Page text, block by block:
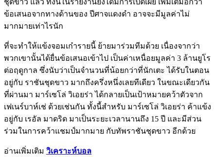
ข้อเสนอจากทางด้านของ ปีศาจแดงดำ อาจจะมีมูลค่าไม่
มากมายเท่าไรนัก
ที่จะทำให้แข้งจอมเก๋ารายนี้ ย้ายมาร่วมทีมด้วย เนื่องจากว่า
พวกเขานั้นได้ยื่นข้อเสนอเข้าไป เป็นค่าเหนื่อยมูลค่า 3 ล้านยูโร
ต่อฤดูกาล ซึ่งนับว่าเป็นจำนวนที่น้อยกว่าที่นักเตะ ได้รับในตอน
อยู่กับ ราชันชุดขาว มากถึงครึ่งหนึ่งเลยทีเดียว ในขณะเดียวกัน
ที่ผ่านมา มาร์เซโล่ วิเอยร่า ได้กลายเป็นเป้าหมายคว้าตัวจาก
เฟเนร์บาห์เช่ ด้วยเช่นกัน ทั้งนี้สำหรับ มาร์เซโล่ วิเอยร่า ค้าแข้ง
อยู่กับ เรอัล มาดริด มาเป็นระยะเวลานานถึง 15 ปี และมีส่วน
ร่วมในการคว้าแชมป์มากมาย กับทัพราชันชุดขาว อีกด้วย
อ่านเพิ่มเติม วิเคราะห์บอล